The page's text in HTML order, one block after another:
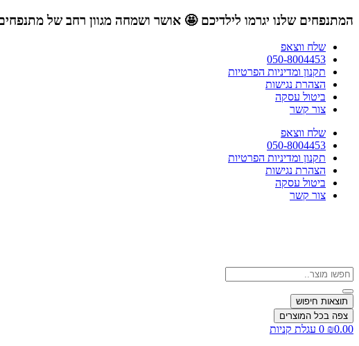
דלג
המתנפחים שלנו יגרמו לילדיכם 🤩 אושר ושמחה מגוון רחב של
שלח ווצאפ
050-8004453
תקנון ומדיניות הפרטיות
הצהרת נגישות
ביטול עסקה
צור קשר
שלח ווצאפ
050-8004453
תקנון ומדיניות הפרטיות
הצהרת נגישות
ביטול עסקה
צור קשר
Search
...
תוצאות חיפוש
צפה בכל המוצרים
₪0.00
0 עגלת קניות